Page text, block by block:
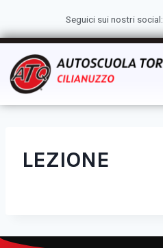
Seguici sui nostri social:
LEZIONE